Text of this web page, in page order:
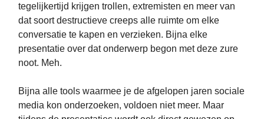
tegelijkertijd krijgen trollen, extremisten en meer van
dat soort destructieve creeps alle ruimte om elke
conversatie te kapen en verzieken. Bijna elke
presentatie over dat onderwerp begon met deze zure
noot. Meh.
Bijna alle tools waarmee je de afgelopen jaren sociale
media kon onderzoeken, voldoen niet meer. Maar